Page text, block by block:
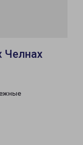
Челнах